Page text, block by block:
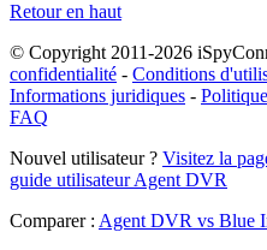
Retour en haut
© Copyright 2011-2026
confidentialité - Conditions
Informations juridiques -
FAQ
Nouvel utilisateur ? Visitez la
guide utilisateur Agent DVR
Comparer : Agent DVR vs Blue